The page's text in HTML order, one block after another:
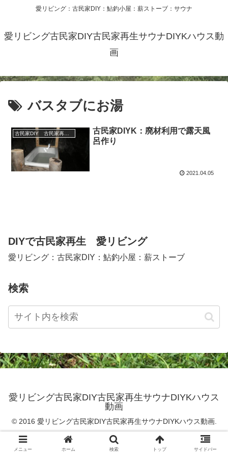
愛リビング：古民家DIY：鮎釣小屋：薪ストーブ：サウナ
愛リビング古民家DIY古民家再生サウナDIYKハウス動
画
バスタブにお湯
古民家DIYK：廃材利用で露天風
呂作り
2021.04.05
DIYで古民家再生 愛リビング
愛リビング：古民家DIY：鮎釣小屋：薪ストーブ
検索
愛リビング古民家DIY古民家再生サウナDIYKハウス
動画
© 2016 愛リビング古民家DIY古民家再生サウナDIYKハウス動画.
メニュー ホーム 検索 トップ サイドバー